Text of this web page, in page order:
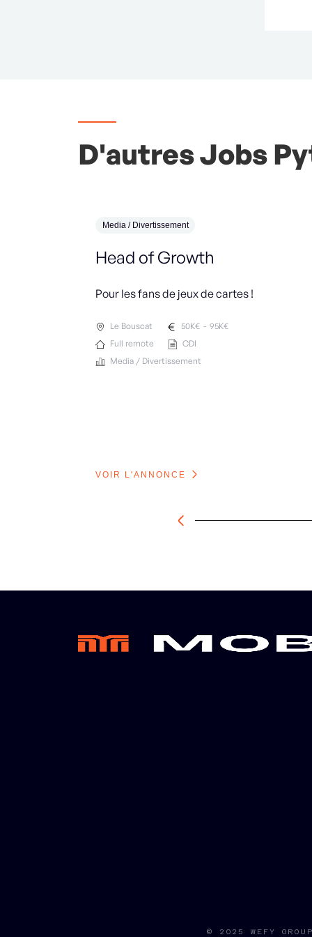
D'autres Jobs
Media / Divertissement
Head of Growth
Pour les fans de jeux de cartes !
Le Bouscat 50K€ - 95K€
Full remote
CDI
Media / Divertissement
VOIR L'ANNONCE
© 2025 WEFY